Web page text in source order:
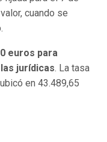
cuando se
euros para
jurídicas. La tasa
en 43.489,65